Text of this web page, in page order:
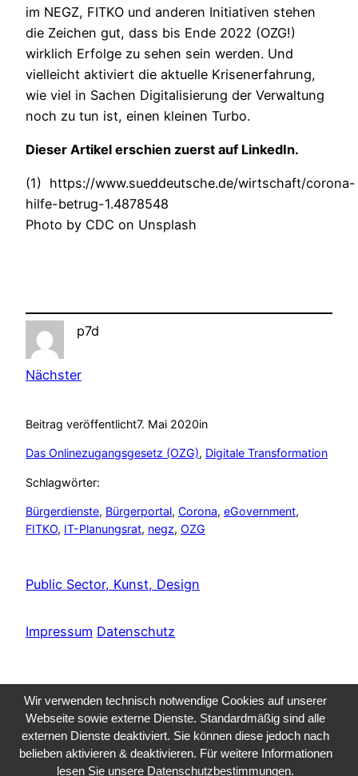
im NEGZ, FITKO und anderen Initiativen stehen
die Zeichen gut, dass bis Ende 2022 (OZG!)
wirklich Erfolge zu sehen sein werden. Und
vielleicht aktiviert die aktuelle Krisenerfahrung,
wie viel in Sachen Digitalisierung der Verwaltung
noch zu tun ist, einen kleinen Turbo.
Dieser Artikel erschien zuerst auf LinkedIn.
(1) https://www.sueddeutsche.de/wirtschaft/corona-
hilfe-betrug-1.4878548
Photo by CDC on Unsplash
p7d
Nächster
Beitrag veröffentlicht7. Mai 2020in
Das Onlinezugangsgesetz (OZG), Digitale Transformation
Schlagwörter:
Bürgerdienste, Bürgerportal, Corona, eGovernment
FITKO, IT-Planungsrat, negz, OZG
Public Sector, Kunst, Design
Impressum Datenschutz
Wir verwenden technisch notwendige Cookies auf unserer
Webseite sowie externe Dienste. Standardmäßig sind alle
externen Dienste deaktiviert. Sie können diese jedoch nach
belieben aktivieren & deaktivieren. Für weitere Informationen
lesen Sie unsere Datenschutzbestimmungen.